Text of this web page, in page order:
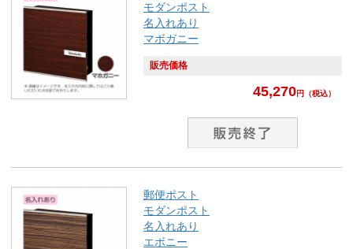
モダンポスト
名入れあり
マボガニー
販売価格
45,270円 （税込）
郵便ポスト
モダンポスト
名入れあり
エボニー